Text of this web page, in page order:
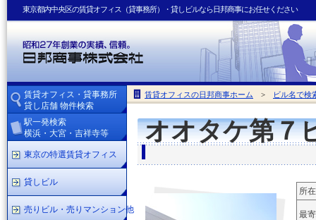
東京都内中央区の賃貸オフィス（貸事務所）・貸しビルなら日邦商事にお任せください
賃貸オフィスの日邦商事ホーム > ビル名で検
オオタケ第７
所
最
賃貸オフィス・貸事務所
貸し店舗 物件検索
駅一発検索
横浜・大宮・吉祥寺等
東京の特選賃貸オフィス
貸しビル
売りビル・売りマンション他